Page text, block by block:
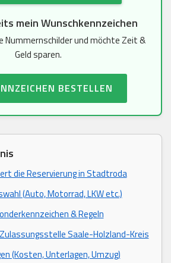
mein Wunschkennzeichen
Nummernschilder und möchte Zeit &
Geld sparen.
BESTELLEN
die Reservierung in Stadtroda
(Auto, Motorrad, LKW etc.)
& Regeln
Saale-Holzland-Kreis
(Kosten, Unterlagen, Umzug)